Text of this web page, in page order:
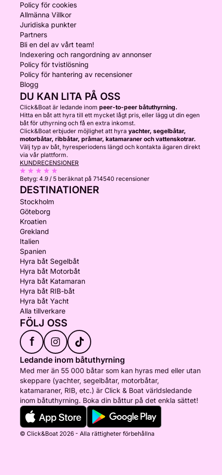
Policy för cookies
Allmänna Villkor
Juridiska punkter
Partners
Bli en del av vårt team!
Indexering och rangordning av annonser
Policy för tvistlösning
Policy för hantering av recensioner
Blogg
DU KAN LITA PÅ OSS
Click&Boat är ledande inom peer-to-peer båtuthyrning.
Hitta en båt att hyra till ett mycket lågt pris, eller lägg ut din egen
båt för uthyrning och få en extra inkomst.
Click&Boat erbjuder möjlighet att hyra yachter, segelbåtar,
motorbåtar, ribbåtar, pråmar, katamaraner och vattenskotrar.
Välj typ av båt, hyresperiodens längd och kontakta ägaren direkt
via vår plattform.
KUNDRECENSIONER
Betyg: 4.9 / 5 beräknat på 714540 recensioner
DESTINATIONER
Stockholm
Göteborg
Kroatien
Grekland
Italien
Spanien
Hyra båt Segelbåt
Hyra båt Motorbåt
Hyra båt Katamaran
Hyra båt RIB-båt
Hyra båt Yacht
Alla tillverkare
FÖLJ OSS
f
Ledande inom båtuthyrning
Med mer än 55 000 båtar som kan hyras med eller utan
skeppare (yachter, segelbåtar, motorbåtar,
katamaraner, RIB, etc.) är Click & Boat världsledande
inom båtuthyrning. Boka din båttur på det enkla sättet!
© Click&Boat 2026 - Alla rättigheter förbehållna